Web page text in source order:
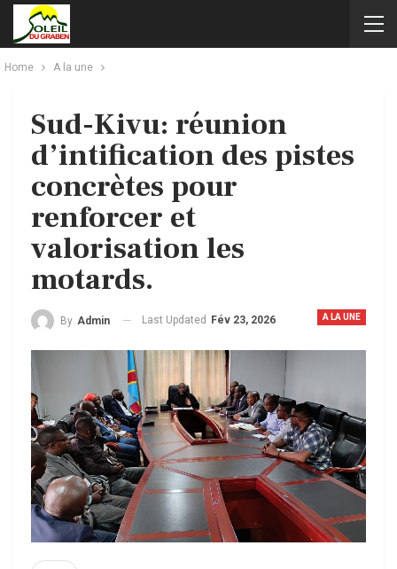
Home A la une
Sud-Kivu: réunion
d’intification des pistes
concrètes pour
renforcer et
valorisation les
motards.
A LA UNE
By Admin Last Updated Fév 23, 2026